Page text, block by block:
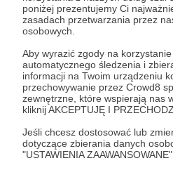
poniżej prezentujemy Ci
zasadach przetwarzania przez
osobowych.
Aby wyrazić zgody na
automatycznego śledzenia i
informacji na Twoim urządzeniu
przechowywanie przez Crowd8
zewnętrzne, które wspierają nas
kliknij AKCEPTUJĘ I
Jeśli chcesz dostosować lub
dotyczące zbierania danych
"USTAWIENIA ZAAWANSOWANE".